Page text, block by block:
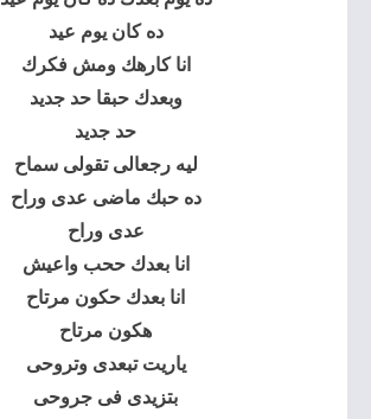
ده كان يوم عيد
انا كارهك ومش فكرك
وبعدك حبقا حد جديد
حد جديد
ليه رجعالى تقولى سماح
ده حبك ماضى عدى وراح
عدى وراح
انا بعدك ححب واعيش
انا بعدك حكون مرتاح
هكون مرتاح
ياريت تبعدى وتروحى
بتزيدى فى جروحى